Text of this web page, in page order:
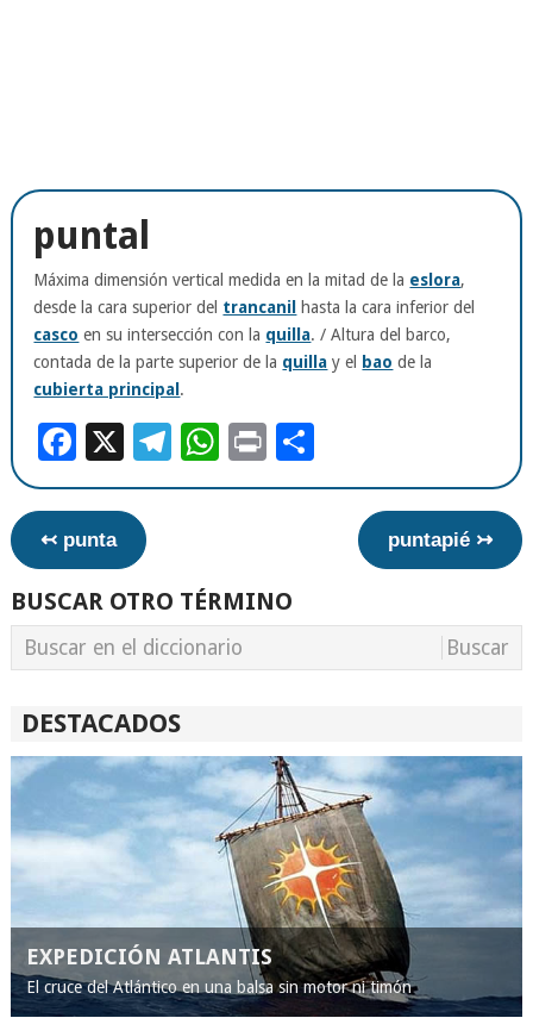
puntal
Máxima dimensión vertical medida en la mitad de la eslora,
desde la cara superior del trancanil hasta la cara inferior del
casco en su intersección con la quilla. / Altura del barco,
contada de la parte superior de la quilla y el bao de la
cubierta principal.
Facebook
X Telegram
WhatsApp
Print
↢ punta puntapié ↣
BUSCAR OTRO TÉRMINO
DESTACADOS
EXPEDICIÓN ATLANTIS
El cruce del Atlántico en una balsa sin motor ni timón